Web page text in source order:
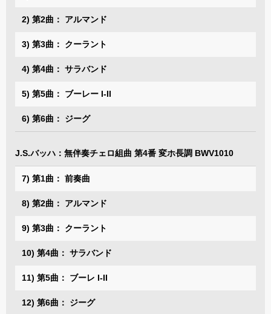
2) 第2曲： アルマンド
3) 第3曲： クーラント
4) 第4曲： サラバンド
5) 第5曲： ブーレー I-II
6) 第6曲： ジーグ
J.S.バッハ：無伴奏チェロ組曲 第4番 変ホ長調 BWV1010
7) 第1曲： 前奏曲
8) 第2曲： アルマンド
9) 第3曲： クーラント
10) 第4曲： サラバンド
11) 第5曲： ブーレ I-II
12) 第6曲： ジーグ